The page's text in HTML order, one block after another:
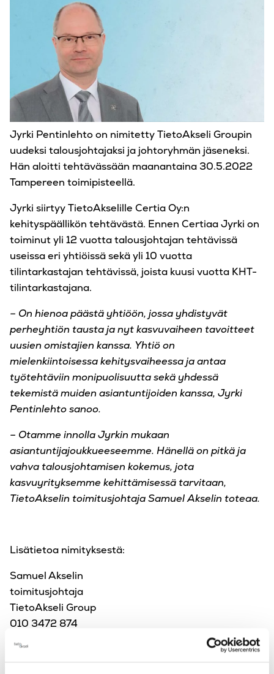
Jyrki Pentinlehto on nimitetty TietoAkseli Groupin
uudeksi talousjohtajaksi ja johtoryhmän jäseneksi.
Hän aloitti tehtävässään maanantaina 30.5.2022
Tampereen toimipisteellä.
Jyrki siirtyy TietoAkselille Certia Oy:n
kehityspäällikön tehtävästä. Ennen Certiaa Jyrki on
toiminut yli 12 vuotta talousjohtajan tehtävissä
useissa eri yhtiöissä sekä yli 10 vuotta
tilintarkastajan tehtävissä, joista kuusi vuotta KHT-
tilintarkastajana.
– On hienoa päästä yhtiöön, jossa yhdistyvät
perheyhtiön tausta ja nyt kasvuvaiheen tavoitteet
uusien omistajien kanssa. Yhtiö on
mielenkiintoisessa kehitysvaiheessa ja antaa
työtehtäviin monipuolisuutta sekä yhdessä
tekemistä muiden asiantuntijoiden kanssa, Jyrki
Pentinlehto sanoo.
– Otamme innolla Jyrkin mukaan
asiantuntijajoukkueeseemme. Hänellä on pitkä ja
vahva talousjohtamisen kokemus, jota
kasvuyrityksemme kehittämisessä tarvitaan,
TietoAkselin toimitusjohtaja Samuel Akselin toteaa.
Lisätietoa nimityksestä:
Samuel Akselin
toimitusjohtaja
TietoAkseli Group
010 3472 874
samuel.akselin@tietoakseli.fi